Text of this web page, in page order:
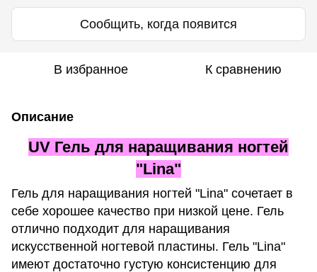
Сообщить, когда появится
В избранное К сравнению
Описание
UV Гель для наращивания ногтей
"Lina"
Гель для наращивания ногтей "Lina" сочетает в
себе хорошее качество при низкой цене. Гель
отлично подходит для наращивания
искусственной ногтевой пластины. Гель "Lina"
имеют достаточно густую консистенцию для